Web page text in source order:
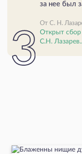
за нее был
От С. Н.
Открыт сбор
С.Н.